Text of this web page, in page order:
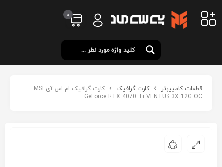
0
قطعات کامپیوتر کارت گرافیک
کارت گرافیک ام اس آی MSI
GeForce RTX 4070 Ti VENTUS 3X 12G OC